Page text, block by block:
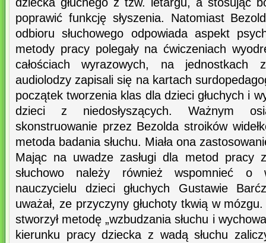
poprawić funkcję słyszenia. Natomiast
odbioru słuchowego odpowiada aspekt
metody pracy polegały na ćwiczeniach
całościach wyrazowych, na jednostkach
audiolodzy zapisali się na kartach
początek tworzenia klas dla dzieci głuchych i
dzieci z niedosłyszących. Ważnym
skonstruowanie przez Bezolda stroików
metoda badania słuchu. Miała ona
Mając na uwadze zasługi dla metod pracy
słuchowo należy również wspomnieć o
nauczycielu dzieci głuchych Gustawie
uważał, ze przyczyny głuchoty tkwią w
stworzył metodę „wzbudzania słuchu i
kierunku pracy dziecka z wadą słuchu